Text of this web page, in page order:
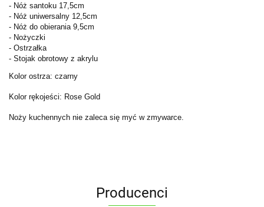
- Nóż santoku 17,5cm
- Nóż uniwersalny 12,5cm
- Nóż do obierania 9,5cm
- Nożyczki
- Ostrzałka
- Stojak obrotowy z akrylu
Kolor ostrza: czarny
Kolor rękojeści: Rose Gold
Noży kuchennych nie zaleca się myć w zmywarce.
Producenci